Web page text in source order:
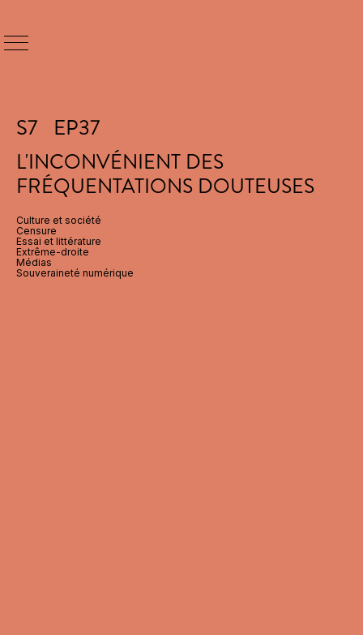
S7 EP37
L'INCONVÉNIENT DES
FRÉQUENTATIONS DOUTEUSES
Culture et société
Censure
Essai et littérature
Extrême-droite
Médias
Souveraineté numérique